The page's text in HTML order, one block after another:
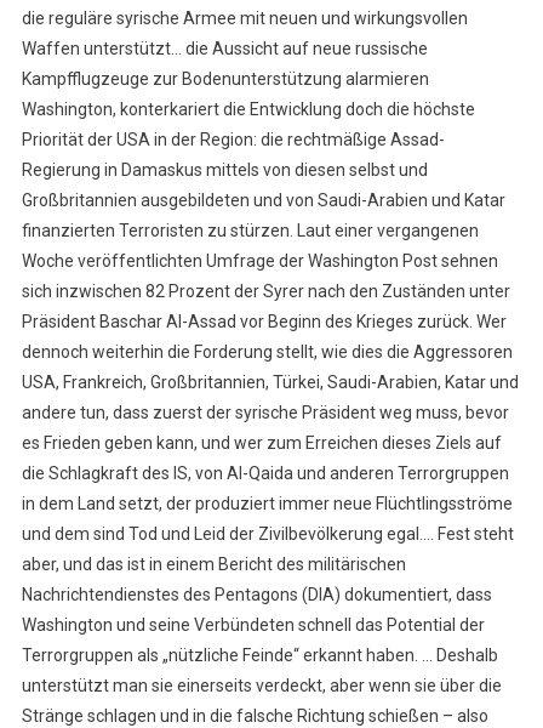
die reguläre syrische Armee mit neuen und wirkungsvollen
Waffen unterstützt… die Aussicht auf neue russische
Kampfflugzeuge zur Bodenunterstützung alarmieren
Washington, konterkariert die Entwicklung doch die höchste
Priorität der USA in der Region: die rechtmäßige Assad-
Regierung in Damaskus mittels von diesen selbst und
Großbritannien ausgebildeten und von Saudi-Arabien und Katar
finanzierten Terroristen zu stürzen. Laut einer vergangenen
Woche veröffentlichten Umfrage der Washington Post sehnen
sich inzwischen 82 Prozent der Syrer nach den Zuständen unter
Präsident Baschar Al-Assad vor Beginn des Krieges zurück. Wer
dennoch weiterhin die Forderung stellt, wie dies die Aggressoren
USA, Frankreich, Großbritannien, Türkei, Saudi-Arabien, Katar und
andere tun, dass zuerst der syrische Präsident weg muss, bevor
es Frieden geben kann, und wer zum Erreichen dieses Ziels auf
die Schlagkraft des IS, von Al-Qaida und anderen Terrorgruppen
in dem Land setzt, der produziert immer neue Flüchtlingsströme
und dem sind Tod und Leid der Zivilbevölkerung egal…. Fest steht
aber, und das ist in einem Bericht des militärischen
Nachrichtendienstes des Pentagons (DIA) dokumentiert, dass
Washington und seine Verbündeten schnell das Potential der
Terrorgruppen als „nützliche Feinde“ erkannt haben. … Deshalb
unterstützt man sie einerseits verdeckt, aber wenn sie über die
Stränge schlagen und in die falsche Richtung schießen – also